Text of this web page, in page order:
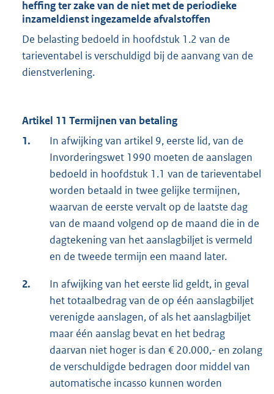
heffing ter zake van de niet met de periodieke
inzameldienst ingezamelde afvalstoffen
De belasting bedoeld in hoofdstuk 1.2 van de
tarieventabel is verschuldigd bij de aanvang van de
dienstverlening.
Artikel 11 Termijnen van betaling
1.
In afwijking van artikel 9, eerste lid, van de
Invorderingswet 1990 moeten de aanslagen
bedoeld in hoofdstuk 1.1 van de tarieventabel
worden betaald in twee gelijke termijnen,
waarvan de eerste vervalt op de laatste dag
van de maand volgend op de maand die in de
dagtekening van het aanslagbiljet is vermeld
en de tweede termijn een maand later.
2.
In afwijking van het eerste lid geldt, in geval
het totaalbedrag van de op één aanslagbiljet
verenigde aanslagen, of als het aanslagbiljet
maar één aanslag bevat en het bedrag
daarvan niet hoger is dan € 20.000,- en zolang
de verschuldigde bedragen door middel van
automatische incasso kunnen worden